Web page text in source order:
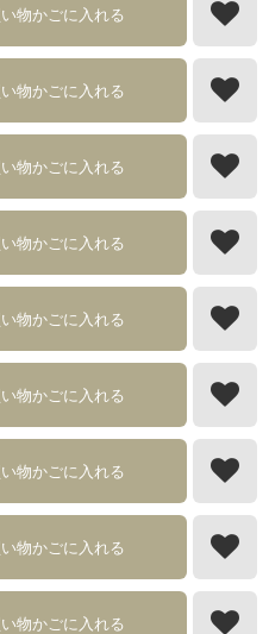
物かごに入れる
物かごに入れる
物かごに入れる
物かごに入れる
物かごに入れる
物かごに入れる
物かごに入れる
物かごに入れる
物かごに入れる